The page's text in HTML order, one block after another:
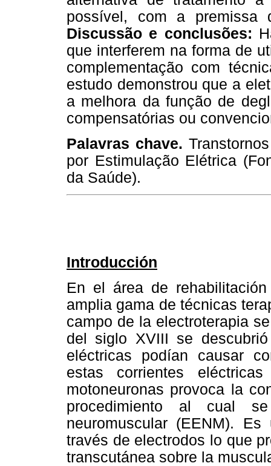
possível, com a premissa
Discussão e conclusões:
que interferem na forma de
complementação com
estudo demonstrou que a
a melhora da função de
compensatórias ou
Palavras chave.
por Estimulação Elétrica
da Saúde).
Introducción
En el área de
amplia gama de técnicas
campo de la electroterapia
del siglo XVIII se
eléctricas podían causar
estas corrientes
motoneuronas provoca la
procedimiento al cual se
neuromuscular (EENM).
través de electrodos lo que
transcutánea sobre la